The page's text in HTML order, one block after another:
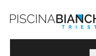
to